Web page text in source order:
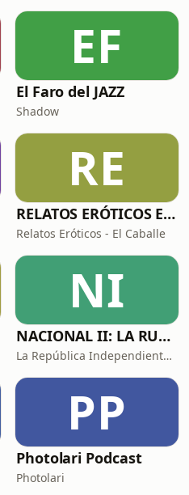
EF
El Faro del JAZZ
Shadow
RE
RELATOS ERÓTICOS El Caballero Oscuro
Relatos Eróticos - El Caballe
NI
NACIONAL II: LA RUTA DEL EXILIO
La República Independiente de la Radio
PP
Photolari Podcast
Photolari